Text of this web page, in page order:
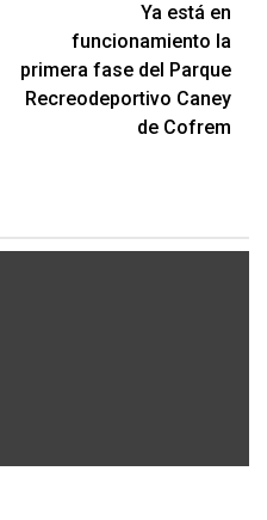
Ya está en
funcionamiento la
primera fase del Parque
Recreodeportivo Caney
de Cofrem